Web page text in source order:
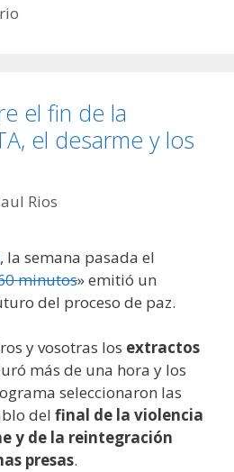
el fin de la
el desarme y los
Rios
, la semana pasada el
minutos» emitió un
del proceso de paz.
y vosotras los extractos
más de una hora y los
seleccionaron las
del final de la violencia
y de la reintegración
presas.